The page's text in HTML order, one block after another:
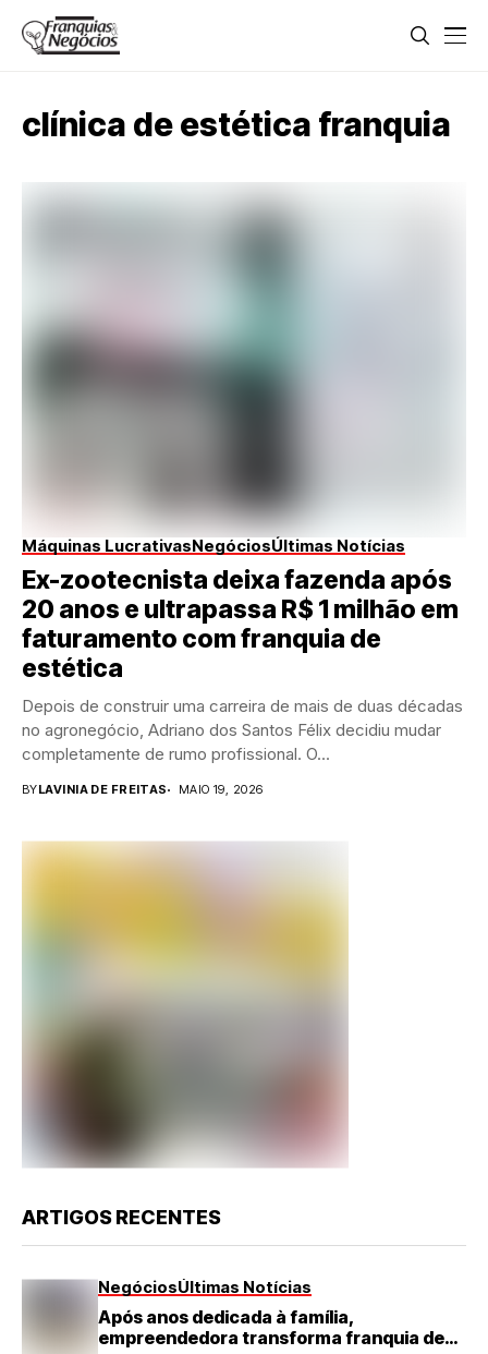
clínica de estética franquia
Máquinas LucrativasNegóciosÚltimas Notícias
Ex-zootecnista deixa fazenda após
20 anos e ultrapassa R$ 1 milhão em
faturamento com franquia de
estética
Depois de construir uma carreira de mais de duas décadas
no agronegócio, Adriano dos Santos Félix decidiu mudar
completamente de rumo profissional. O...
BYLAVINIA DE FREITAS MAIO 19, 2026
ARTIGOS RECENTES
NegóciosÚltimas Notícias
Após anos dedicada à família,
empreendedora transforma franquia de